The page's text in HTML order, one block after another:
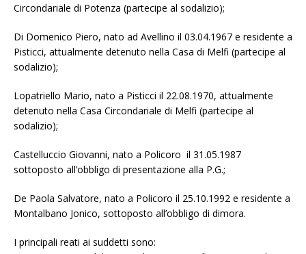
Circondariale di Potenza (partecipe al sodalizio);
Di Domenico Piero, nato ad Avellino il 03.04.1967 e residente a
Pisticci, attualmente detenuto nella Casa di Melfi (partecipe al
sodalizio);
Lopatriello Mario, nato a Pisticci il 22.08.1970, attualmente
detenuto nella Casa Circondariale di Melfi (partecipe al
sodalizio);
Castelluccio Giovanni, nato a Policoro il 31.05.1987
sottoposto all’obbligo di presentazione alla P.G.;
De Paola Salvatore, nato a Policoro il 25.10.1992 e residente a
Montalbano Jonico, sottoposto all’obbligo di dimora.
I principali reati ai suddetti sono: